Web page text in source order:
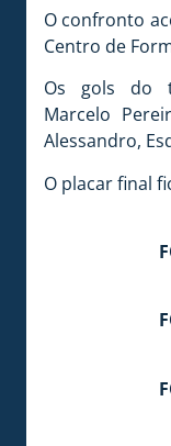
O confronto
Centro de
Os gols do
Marcelo
Alessandro,
O placar final